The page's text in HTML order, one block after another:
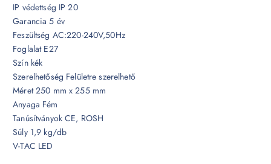
IP védettség IP 20
Garancia 5 év
Feszültség AC:220-240V,50Hz
Foglalat E27
Szín kék
Szerelhetőség Felületre szerelhető
Méret 250 mm x 255 mm
Anyaga Fém
Tanúsítványok CE, ROSH
Súly 1,9 kg/db
V-TAC LED